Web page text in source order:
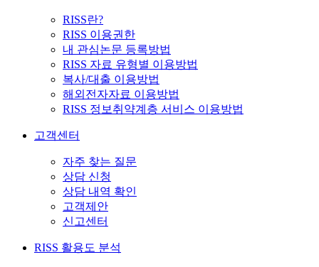
RISS란?
RISS 이용권한
내 관심논문 등록방법
RISS 자료 유형별 이용방법
복사/대출 이용방법
해외전자자료 이용방법
RISS 정보취약계층 서비스 이용방법
고객센터
자주 찾는 질문
상담 신청
상담 내역 확인
고객제안
신고센터
RISS 활용도 분석